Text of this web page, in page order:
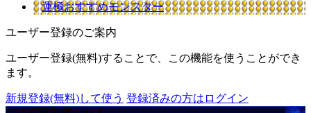
運極おすすめモンスター
ユーザー登録のご案内
ユーザー登録(無料)することで、この機能を使うことができ
ます。
新規登録(無料)して使う 登録済みの方はログイン